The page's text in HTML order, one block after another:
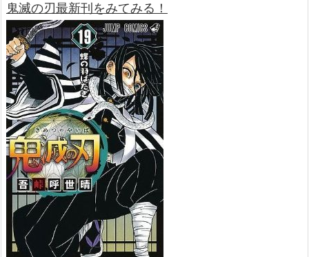
鬼滅の刃最新刊をみてみる！